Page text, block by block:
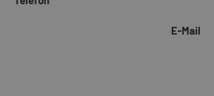
E-Mail